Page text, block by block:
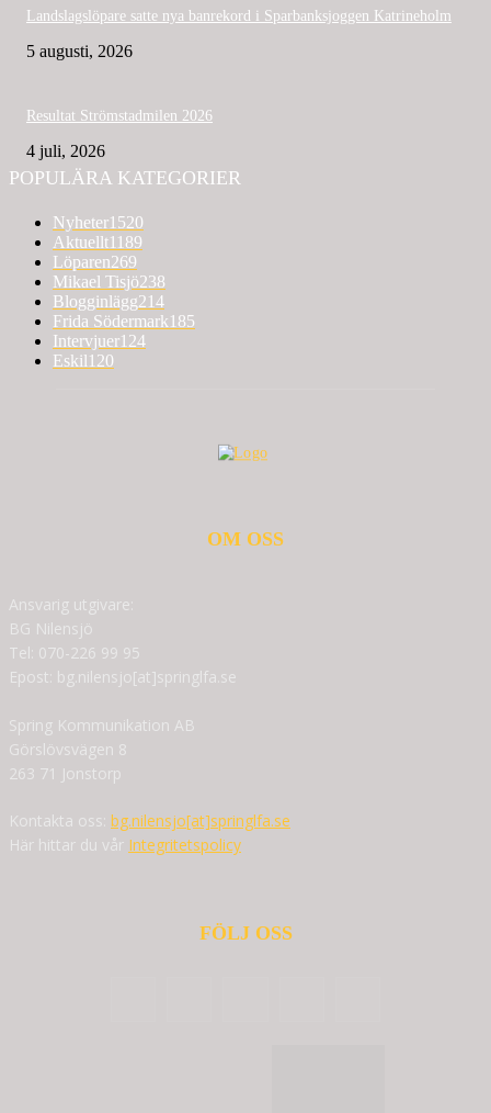
Landslagslöpare satte nya banrekord i Sparbanksjoggen Katrineholm
5 augusti, 2026
Resultat Strömstadmilen 2026
4 juli, 2026
POPULÄRA KATEGORIER
Nyheter1520
Aktuellt1189
Löparen269
Mikael Tisjö238
Blogginlägg214
Frida Södermark185
Intervjuer124
Eskil120
OM OSS
Ansvarig utgivare:
BG Nilensjö
Tel: 070-226 99 95
Epost: bg.nilensjo[at]springlfa.se
Spring Kommunikation AB
Görslövsvägen 8
263 71 Jonstorp
Kontakta oss: bg.nilensjo[at]springlfa.se
Här hittar du vår Integritetspolicy
FÖLJ OSS